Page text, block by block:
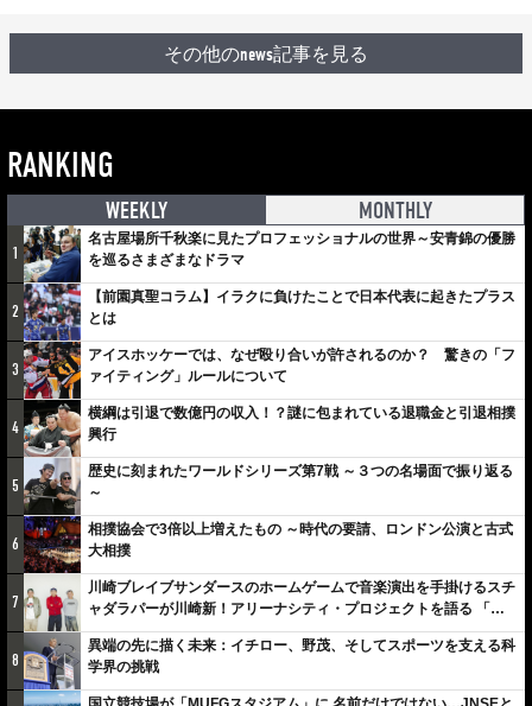
その他のnews記事を見る
RANKING
WEEKLY MONTHLY
1
名古屋場所千秋楽に見たプロフェッショナルの世界～安青錦の優勝
を巡るさまざまなドラマ
2
【前園真聖コラム】イラクに負けたことで日本代表に起きたプラス
とは
3
アイスホッケーでは、なぜ殴り合いが許されるのか？ 驚きの「フ
ァイティング」ルールについて
4
横綱は引退で数億円の収入！？謎に包まれている退職金と引退相撲
興行
5
歴史に刻まれたワールドシリーズ第7戦 ～３つの名場面で振り返る
～
6
相撲協会で3倍以上増えたもの ～時代の要請、ロンドン公演と古式
大相撲
7
川崎ブレイブサンダースのホームゲームで音楽演出を手掛けるスチ
ャダラパーが川崎新！アリーナシティ・プロジェクトを語る 「楽
しみでしかないでしょ。川崎は、ずっと成長曲線だから」
8
異端の先に描く未来：イチロー、野茂、そしてスポーツを支える科
学界の挑戦